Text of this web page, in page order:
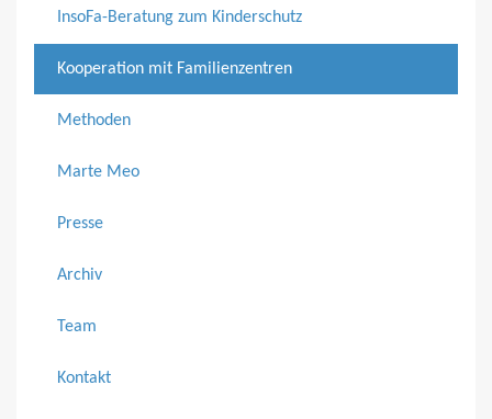
InsoFa-Beratung zum Kinderschutz
Kooperation mit Familienzentren
Methoden
Marte Meo
Presse
Archiv
Team
Kontakt